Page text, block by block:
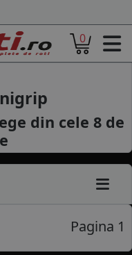
0
din cele 8 de
Pagina 1